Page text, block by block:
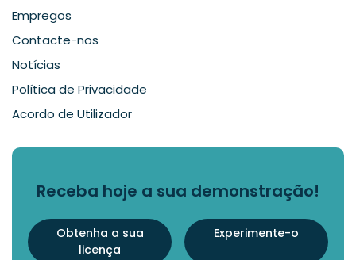
Empregos
Contacte-nos
Notícias
Política de Privacidade
Acordo de Utilizador
Receba hoje a sua demonstração!
Obtenha a sua
licença
Experimente-o